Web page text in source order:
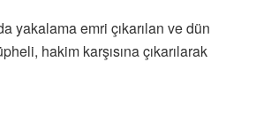
yakalama emri çıkarılan ve dün
hakim karşısına çıkarılarak